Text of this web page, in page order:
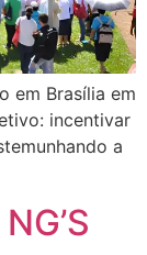
em Brasília em
incentivar
a